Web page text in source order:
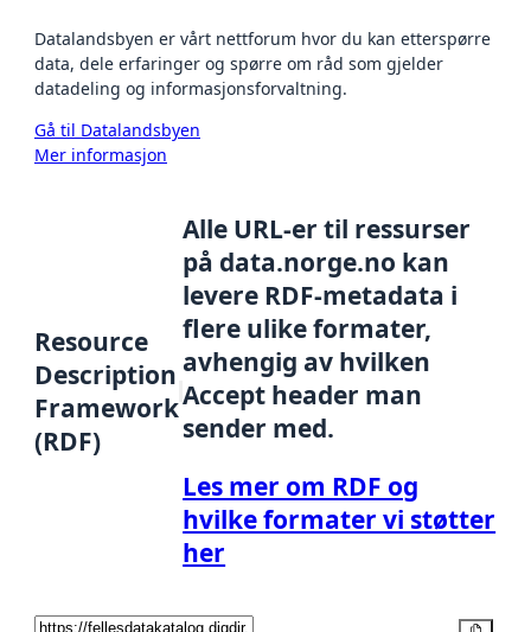
Datalandsbyen er vårt nettforum hvor du kan etterspørre
data, dele erfaringer og spørre om råd som gjelder
datadeling og informasjonsforvaltning.
Gå til Datalandsbyen
Mer informasjon
Resource
Description
Framework
(RDF)
Alle URL-er til ressurser
på data.norge.no kan
levere RDF-metadata i
flere ulike formater,
avhengig av hvilken
Accept header man
sender med.
Les mer om RDF og
hvilke formater vi støtter
her